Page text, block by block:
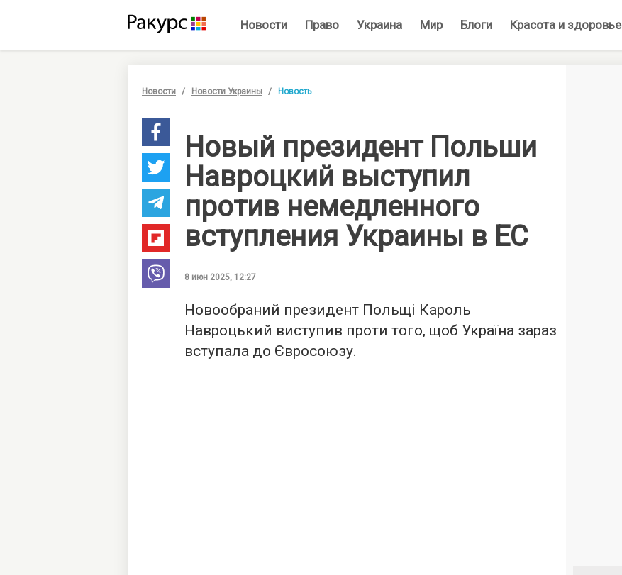
Новости Право Украина Мир Блоги Красота и здоровье
Новости Новости Украины Новость
Новый президент Польши
Навроцкий выступил
против немедленного
вступления Украины в ЕС
8 июн 2025, 12:27
Новообраний президент Польщі Кароль
Навроцький виступив проти того, щоб Україна зараз
вступала до Євросоюзу.